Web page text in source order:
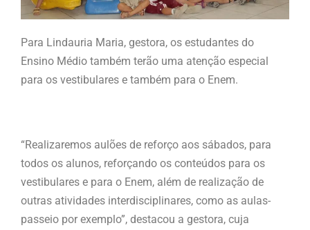
Para Lindauria Maria, gestora, os estudantes do
Ensino Médio também terão uma atenção especial
para os vestibulares e também para o Enem.
“Realizaremos aulões de reforço aos sábados, para
todos os alunos, reforçando os conteúdos para os
vestibulares e para o Enem, além de realização de
outras atividades interdisciplinares, como as aulas-
passeio por exemplo”, destacou a gestora, cuja